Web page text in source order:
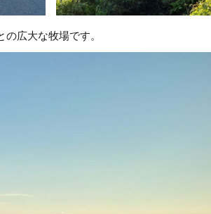
広大な牧場です。